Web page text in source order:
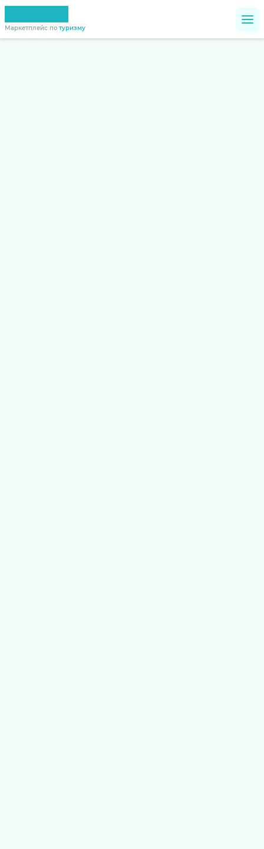
Маркетплейс по туризму